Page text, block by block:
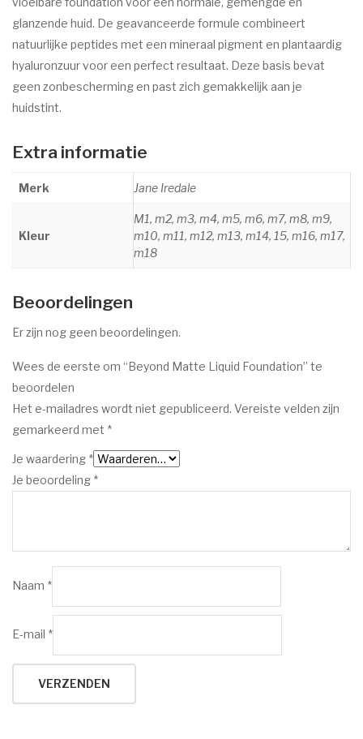
glanzende huid. De geavanceerde formule combineert
natuurlijke peptides met een mineraal pigment en plantaardig
hyaluronzuur voor een perfect resultaat. Deze basis bevat
geen zonbescherming en past zich gemakkelijk aan je
huidstint.
Extra informatie
Merk Jane Iredale
Kleur
M1, m2, m3, m4, m5, m6, m7, m8, m9,
m10, m11, m12, m13, m14, 15, m16, m17,
m18
Beoordelingen
Er zijn nog geen beoordelingen.
Wees de eerste om “Beyond Matte Liquid Foundation” te
beoordelen
Het e-mailadres wordt niet gepubliceerd. Vereiste velden zijn
gemarkeerd met *
Je waardering *
Je beoordeling *
Naam *
E-mail *